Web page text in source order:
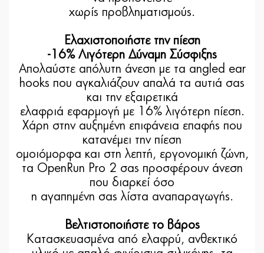
χωρίς προβληματισμούς.
Ελαχιστοποιήστε την πίεση
-16% Λιγότερη Δύναμη Σύσφιξης
Απολαύστε απόλυτη άνεση με τα angled ear
hooks που αγκαλιάζουν απαλά τα αυτιά σας
και την εξαιρετικά
ελαφριά εφαρμογή με 16% λιγότερη πίεση.
Χάρη στην αυξημένη επιφάνεια επαφής που
κατανέμει την πίεση
ομοιόμορφα και στη λεπτή, εργονομική ζώνη,
τα OpenRun Pro 2 σας προσφέρουν άνεση
που διαρκεί όσο
η αγαπημένη σας λίστα αναπαραγωγής.
Βελτιστοποιήστε το βάρος
Κατασκευασμένα από ελαφρύ, ανθεκτικό